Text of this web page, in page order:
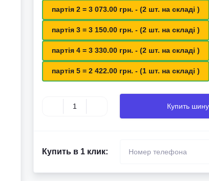
партія 2 = 3 073.00 грн. - (2 шт. на складі )
партія 3 = 3 150.00 грн. - (2 шт. на складі )
партія 4 = 3 330.00 грн. - (2 шт. на складі )
партія 5 = 2 422.00 грн. - (1 шт. на складі )
Купить шину
Купить в 1 клик: